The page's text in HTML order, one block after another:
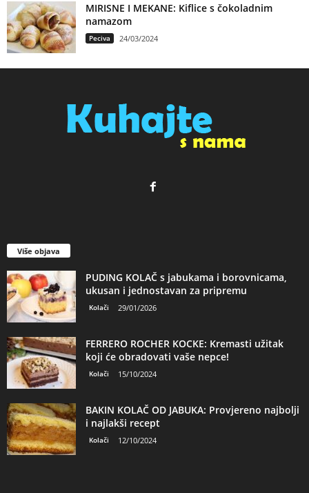
MIRISNE I MEKANE: Kiflice s čokoladnim
namazom
Peciva 24/03/2024
Više objava
PUDING KOLAČ s jabukama i borovnicama,
ukusan i jednostavan za pripremu
Kolači 29/01/2026
FERRERO ROCHER KOCKE: Kremasti užitak
koji će obradovati vaše nepce!
Kolači 15/10/2024
BAKIN KOLAČ OD JABUKA: Provjereno najbolji
i najlakši recept
Kolači 12/10/2024